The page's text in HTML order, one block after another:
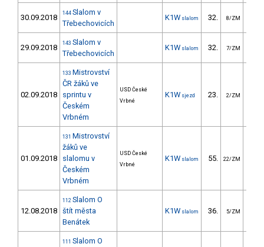
30.09.2018 144 Slalom v
Třebechovicích
K1W slalom 32. 8/ZM
29.09.2018 143 Slalom v
Třebechovicích
K1W slalom 32. 7/ZM
02.09.2018
133 Mistrovství
ČR žáků ve
sprintu v
Českém
Vrbném
USD České
Vrbné
K1W sjezd 23. 2/ZM
01.09.2018
131 Mistrovství
žáků ve
slalomu v
Českém
Vrbném
USD České
Vrbné
K1W slalom 55. 22/ZM
12.08.2018
112 Slalom O
štít města
Benátek
K1W slalom 36. 5/ZM
111 Slalom O